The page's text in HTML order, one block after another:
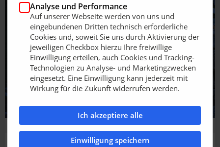
Analyse und Performance
Auf unserer Webseite werden von uns und
eingebundenen Dritten technisch erforderliche
Cookies und, soweit Sie uns durch Aktivierung der
jeweiligen Checkbox hierzu Ihre freiwillige
Einwilligung erteilen, auch Cookies und Tracking-
Technologien zu Analyse- und Marketingzwecken
eingesetzt. Eine Einwilligung kann jederzeit mit
Wirkung für die Zukunft widerrufen werden.
Ich akzeptiere alle
Einwilligung speichern